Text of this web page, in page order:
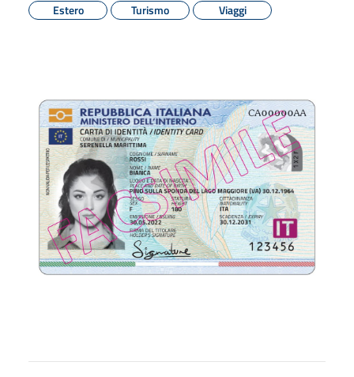
Estero
Turismo Viaggi